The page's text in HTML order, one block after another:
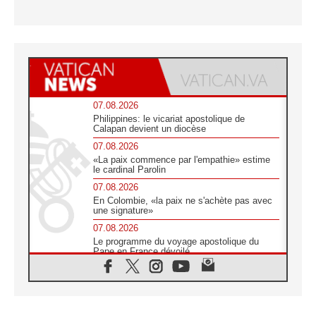
07.08.2026
Philippines: le vicariat apostolique de
Calapan devient un diocèse
07.08.2026
«La paix commence par l'empathie» estime
le cardinal Parolin
07.08.2026
En Colombie, «la paix ne s'achète pas avec
une signature»
07.08.2026
Le programme du voyage apostolique du
Pape en France dévoilé
07.08.2026
1ère Conférence continentale sur l'éducation